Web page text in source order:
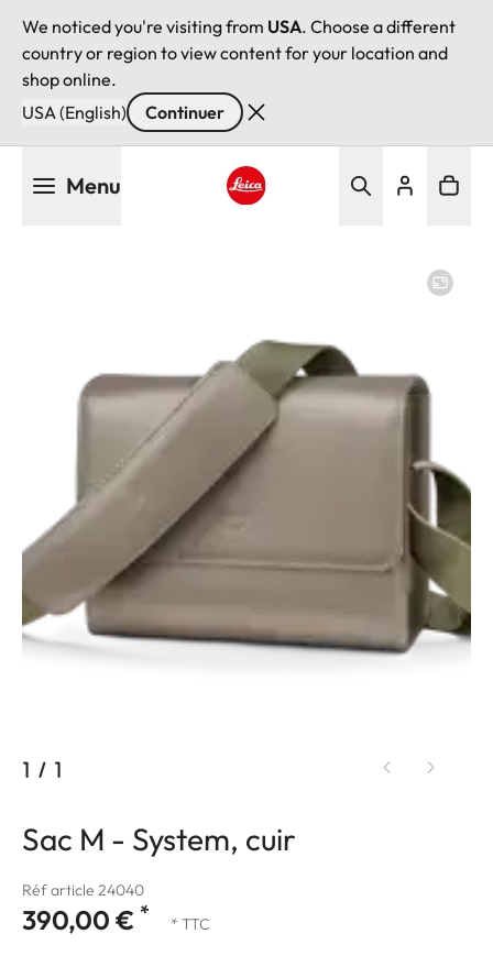
We noticed you're visiting from USA. Choose a different
country or region to view content for your location and
shop online.
USA (English)
Continuer
Menu
1 / 1
Sac M - System, cuir
Réf article 24040
390,00 € * * TTC